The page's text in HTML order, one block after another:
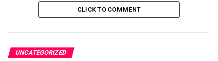
fost dispuse măsuri împotriva bărbatului, însă cel mai
probabil va fi deschis dosar penal pentru distrugere,
CLICK TO COMMENT
UNCATEGORIZED